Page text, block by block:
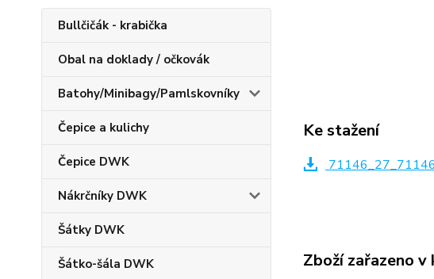
Bullčičák - krabička
Obal na doklady / očkovák
Batohy/Minibagy/Pamlskovníky
Čepice a kulichy
Čepice DWK
Nákrčníky DWK
Šátky DWK
Šátko-šála DWK
Ke stažení
Zboží zařazeno